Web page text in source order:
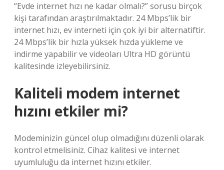
“Evde internet hızı ne kadar olmalı?” sorusu birçok
kişi tarafından araştırılmaktadır. 24 Mbps’lik bir
internet hızı, ev interneti için çok iyi bir alternatiftir.
24 Mbps’lik bir hızla yüksek hızda yükleme ve
indirme yapabilir ve videoları Ultra HD görüntü
kalitesinde izleyebilirsiniz.
Kaliteli modem internet
hızını etkiler mi?
Modeminizin güncel olup olmadığını düzenli olarak
kontrol etmelisiniz. Cihaz kalitesi ve internet
uyumluluğu da internet hızını etkiler.